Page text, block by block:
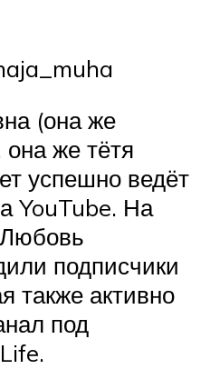
(она же
же тётя
успешно ведёт
YouTube. На
подписчики
также активно
под